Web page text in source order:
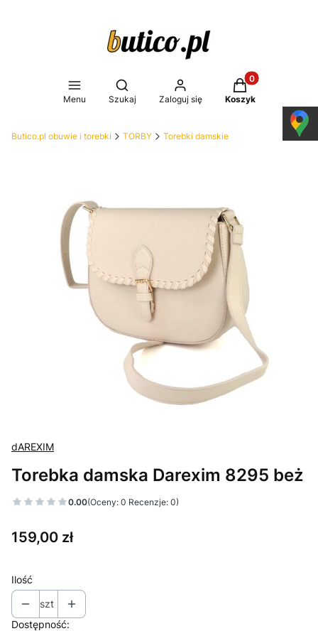
Menu
Otwórz wyszukiwarkę
Szukaj Zaloguj się
Produkty w
Koszyk
Butico.pl obuwie i torebki TORBY Torebki damskie
dAREXIM
Torebka damska Darexim 8295 beż
0.00(Oceny: 0 Recenzje: 0)
Cena
159,00 zł
Ilość
szt
Dostępność: